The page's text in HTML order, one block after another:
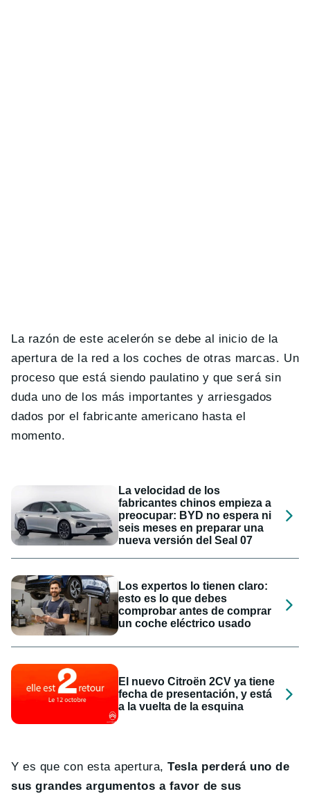
La razón de este acelerón se debe al inicio de la
apertura de la red a los coches de otras marcas. Un
proceso que está siendo paulatino y que será sin
duda uno de los más importantes y arriesgados
dados por el fabricante americano hasta el
momento.
La velocidad de los
fabricantes chinos empieza a
preocupar: BYD no espera ni
seis meses en preparar una
nueva versión del Seal 07
Los expertos lo tienen claro:
esto es lo que debes
comprobar antes de comprar
un coche eléctrico usado
El nuevo Citroën 2CV ya tiene
fecha de presentación, y está
a la vuelta de la esquina
Y es que con esta apertura,Tesla perderá uno de
sus grandes argumentos a favor de sus